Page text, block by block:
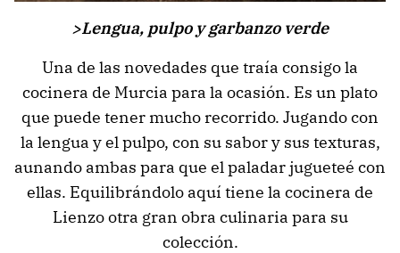
>Lengua, pulpo y garbanzo verde
Una de las novedades que traía consigo la
cocinera de Murcia para la ocasión. Es un plato
que puede tener mucho recorrido. Jugando con
la lengua y el pulpo, con su sabor y sus texturas,
aunando ambas para que el paladar jugueteé con
ellas. Equilibrándolo aquí tiene la cocinera de
Lienzo otra gran obra culinaria para su
colección.